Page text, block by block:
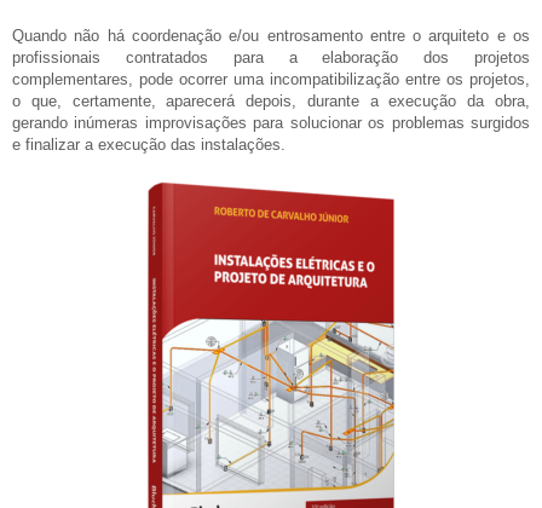
Quando não há coordenação e/ou entrosamento entre o arquiteto e os
profissionais contratados para a elaboração dos projetos
complementares, pode ocorrer uma incompatibilização entre os projetos,
o que, certamente, aparecerá depois, durante a execução da obra,
gerando inúmeras improvisações para solucionar os problemas surgidos
e finalizar a execução das instalações.